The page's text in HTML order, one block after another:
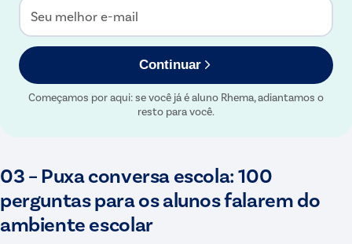
Seu melhor e-mail
Continuar
Começamos por aqui: se você já é aluno Rhema, adiantamos o
resto para você.
03 – Puxa conversa escola: 100
perguntas para os alunos falarem do
ambiente escolar